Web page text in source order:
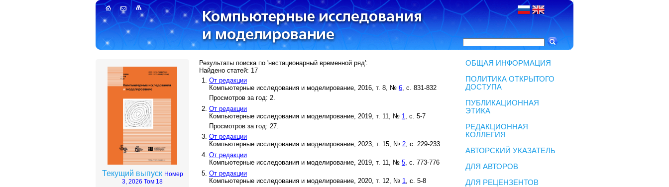
Текущий выпуск Номер
3, 2026 Том 18
Результаты поиска по 'нестационарный временной ряд':
Найдено статей: 17
От редакции
Компьютерные исследования и моделирование, 2016, т. 8, № 6, с. 831-832
Просмотров за год: 2.
От редакции
Компьютерные исследования и моделирование, 2019, т. 11, № 1
, с. 5-7
Просмотров за год: 27.
От редакции
Компьютерные исследования и моделирование, 2023, т. 15, № 2, с. 229-233
От редакции
Компьютерные исследования и моделирование, 2019, т. 11, № 5 , с. 773-776
От редакции
Компьютерные исследования и моделирование, 2020, т. 12, № 1
, с. 5-8
ОБЩАЯ ИНФОРМАЦИЯ
ПОЛИТИКА ОТКРЫТОГО
ДОСТУПА
ПУБЛИКАЦИОННАЯ
ЭТИКА
РЕДАКЦИОННАЯ
КОЛЛЕГИЯ
АВТОРСКИЙ УКАЗАТЕЛЬ
ДЛЯ АВТОРОВ
ДЛЯ РЕЦЕНЗЕНТОВ